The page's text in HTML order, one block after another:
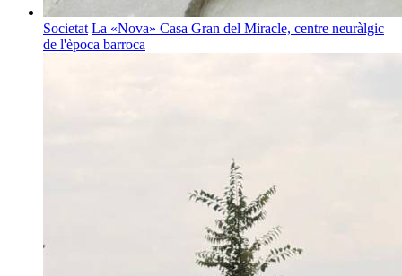
Societat La «Nova» Casa Gran del Miracle, centre neuràlgic
de l'època barroca